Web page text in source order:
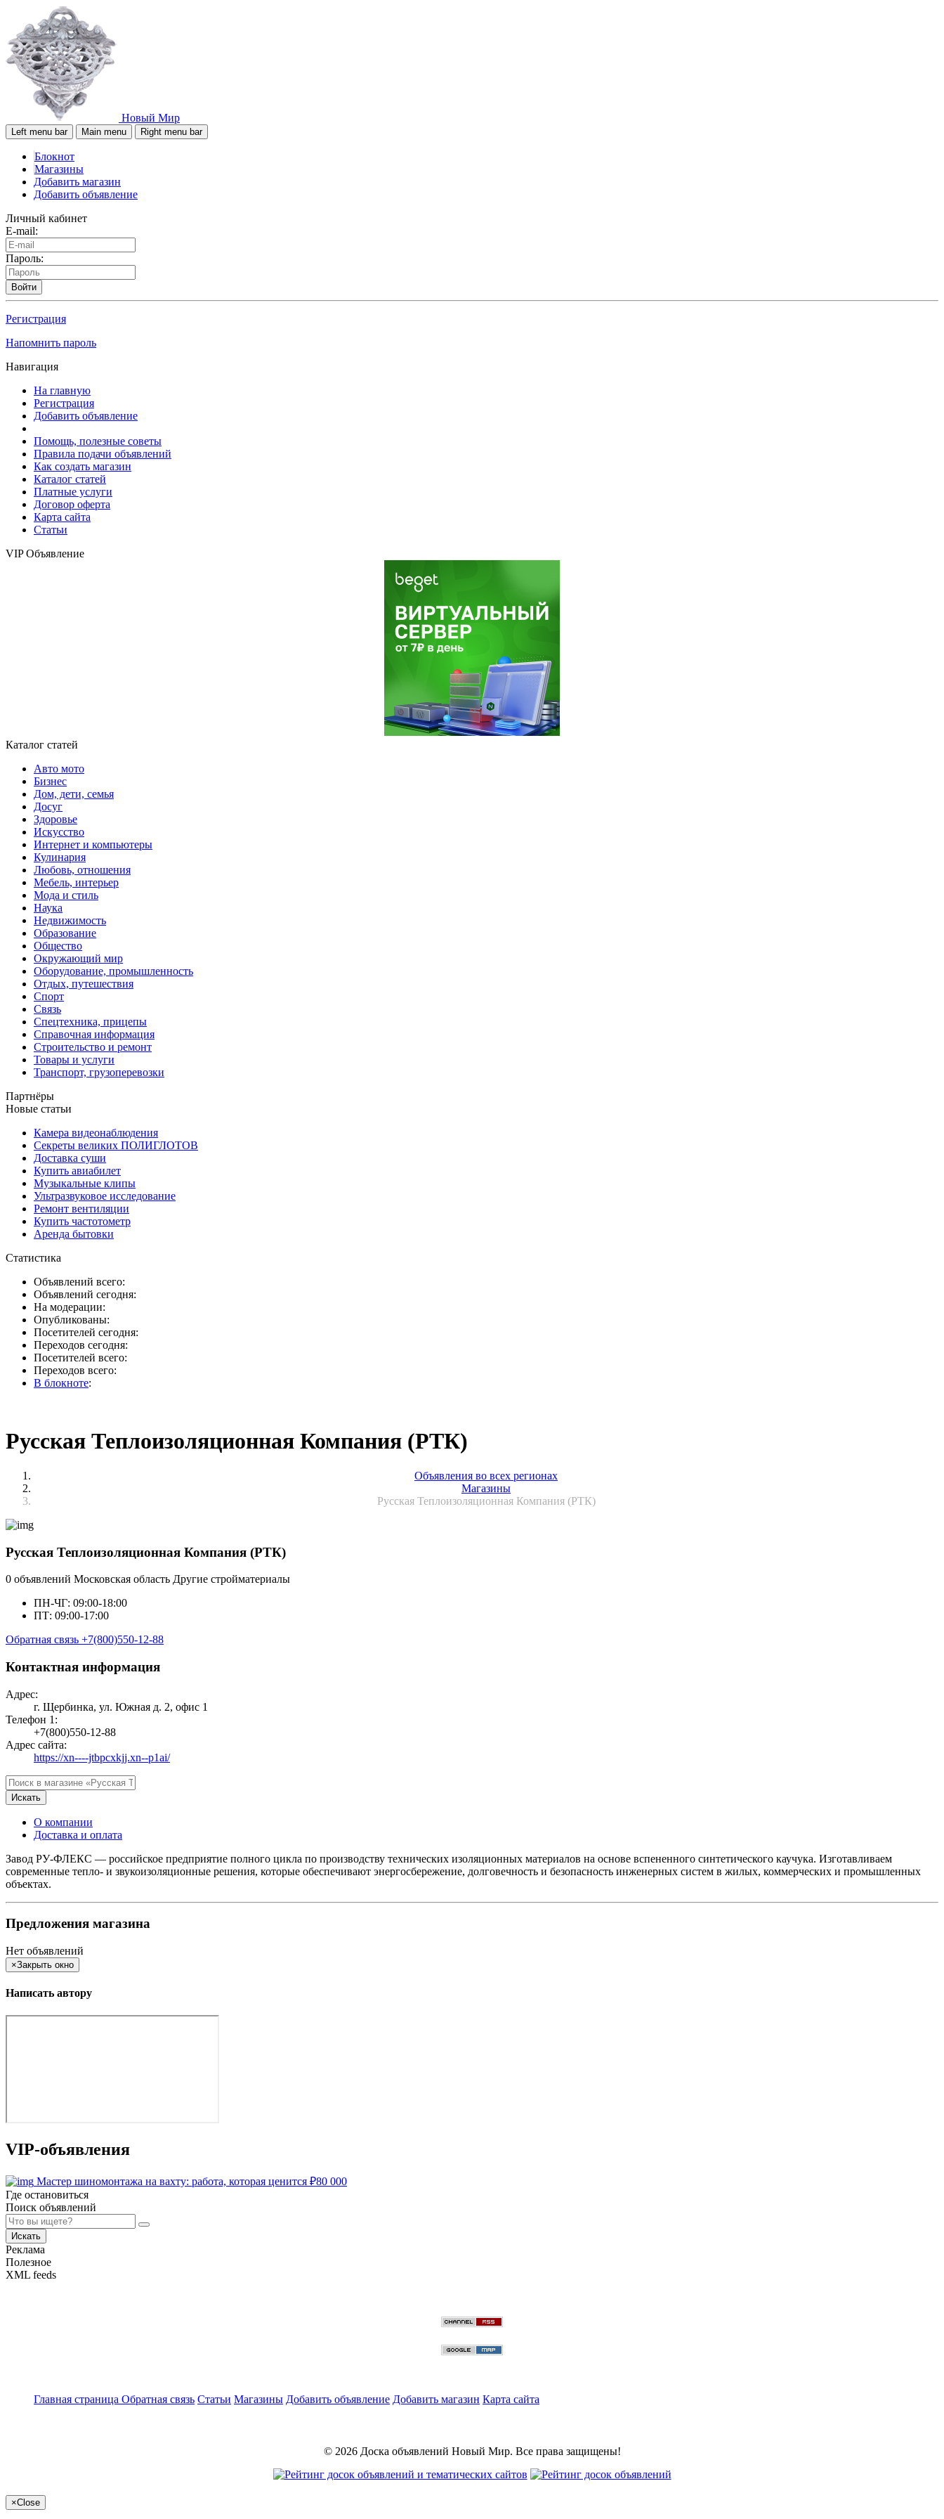
Новый Мир
Left menu bar Main menu Right menu bar
Блокнот
Магазины
Добавить магазин
Добавить объявление
Личный кабинет
E-mail:
Пароль:
Войти
Регистрация
Напомнить пароль
Навигация
На главную
Регистрация
Добавить объявление
Помощь, полезные советы
Правила подачи объявлений
Как создать магазин
Каталог статей
Платные услуги
Договор оферта
Карта сайта
Статьи
VIP Объявление
Каталог статей
Авто мото
Бизнес
Дом, дети, семья
Досуг
Здоровье
Искусство
Интернет и компьютеры
Кулинария
Любовь, отношения
Мебель, интерьер
Мода и стиль
Наука
Недвижимость
Образование
Общество
Окружающий мир
Оборудование, промышленность
Отдых, путешествия
Спорт
Связь
Спецтехника, прицепы
Справочная информация
Строительство и ремонт
Товары и услуги
Транспорт, грузоперевозки
Партнёры
Новые статьи
Камера видеонаблюдения
Секреты великих ПОЛИГЛОТОВ
Доставка суши
Купить авиабилет
Музыкальные клипы
Ультразвуковое исследование
Ремонт вентиляции
Купить частотометр
Аренда бытовки
Статистика
Объявлений всего:
Объявлений сегодня:
На модерации:
Опубликованы:
Посетителей сегодня:
Переходов сегодня:
Посетителей всего:
Переходов всего:
В блокноте:
Русская Теплоизоляционная Компания (РТК)
Объявления во всех регионах
Магазины
Русская Теплоизоляционная Компания (РТК)
Русская Теплоизоляционная Компания (РТК)
0 объявлений Московская область Другие стройматериалы
ПН-ЧГ: 09:00-18:00
ПТ: 09:00-17:00
Обратная связь +7(800)550-12-88
Контактная информация
Адрес:
г. Щербинка, ул. Южная д. 2, офис 1
Телефон 1:
+7(800)550-12-88
Адрес сайта:
https://xn----jtbpcxkjj.xn--p1ai/
Искать
О компании
Доставка и оплата
Завод РУ-ФЛЕКС — российское предприятие полного цикла по производству технических изоляционных материалов на основе вспененного синтетического каучука. Изготавливаем
современные тепло- и звукоизоляционные решения, которые обеспечивают энергосбережение, долговечность и безопасность инженерных систем в жилых, коммерческих и промышленных
объектах.
Предложения магазина
Нет объявлений
×Закрыть окно
Написать автору
VIP-объявления
Мастер шиномонтажа на вахту: работа, которая ценится ₽80 000
Где остановиться
Поиск объявлений
Искать
Реклама
Полезное
XML feeds
Главная страница Обратная связь Статьи Магазины Добавить объявление Добавить магазин Карта сайта
© 2026 Доска объявлений Новый Мир. Все права защищены!
×Close